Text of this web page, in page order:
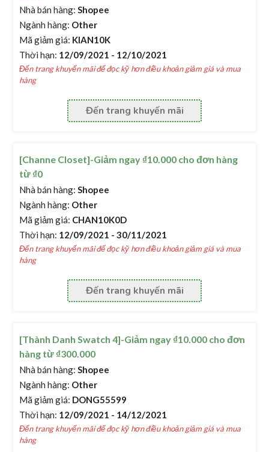
Nhà bán hàng: Shopee
Ngành hàng: Other
Mã giảm giá: KIAN10K
Thời hạn: 12/09/2021 - 12/10/2021
Đến trang khuyến mãi để đọc kỹ hơn điều khoản giảm giá và mua
hàng
Đến trang khuyến mãi
[Channe Closet]-Giảm ngay ₫10.000 cho đơn hàng
từ ₫0
Nhà bán hàng: Shopee
Ngành hàng: Other
Mã giảm giá: CHAN10K0D
Thời hạn: 12/09/2021 - 30/11/2021
Đến trang khuyến mãi để đọc kỹ hơn điều khoản giảm giá và mua
hàng
Đến trang khuyến mãi
[Thành Danh Swatch 4]-Giảm ngay ₫10.000 cho đơn
hàng từ ₫300.000
Nhà bán hàng: Shopee
Ngành hàng: Other
Mã giảm giá: DONG55599
Thời hạn: 12/09/2021 - 14/12/2021
Đến trang khuyến mãi để đọc kỹ hơn điều khoản giảm giá và mua
hàng